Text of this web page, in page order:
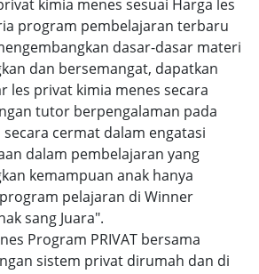
kimia menes sesuai Harga les
program pembelajaran terbaru
dasar-dasar materi
dan bersemangat, dapatkan
les privat kimia menes secara
tutor berpengalaman pada
cermat dalam engatasi
dalam pembelajaran yang
kemampuan anak hanya
pelajaran di Winner
sang Juara".
Program PRIVAT bersama
sistem privat dirumah dan di